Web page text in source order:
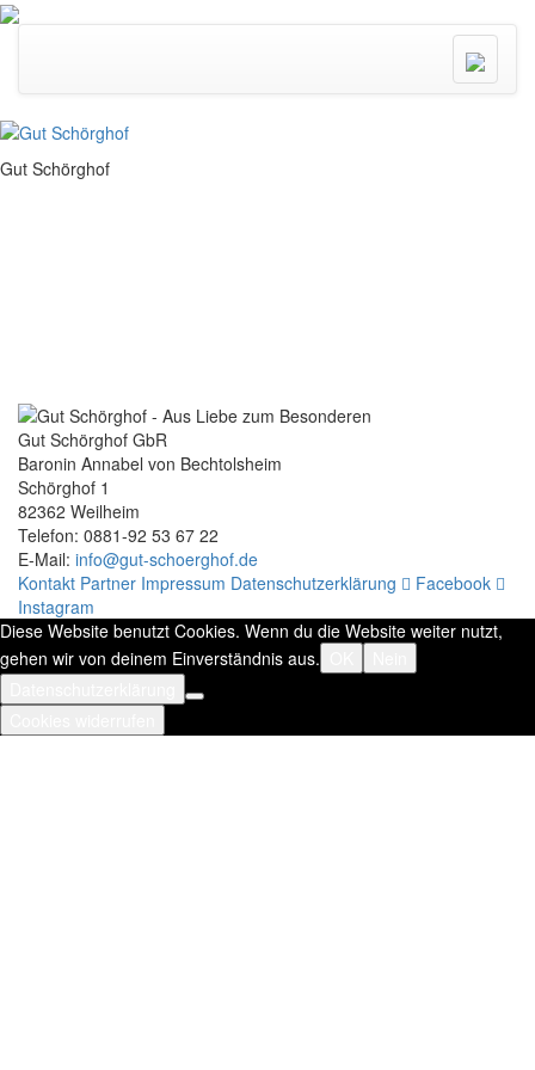
Menü
ein/
Gut Schörghof
Gut Schörghof GbR
Baronin Annabel von Bechtolsheim
Schörghof 1
82362 Weilheim
Telefon: 0881-92 53 67 22
E-Mail: info@gut-schoerghof.de
Kontakt Partner Impressum Datenschutzerklärung
Facebook
Instagram
Diese Website benutzt Cookies. Wenn du die Website weiter nutzt,
gehen wir von deinem Einverständnis aus.